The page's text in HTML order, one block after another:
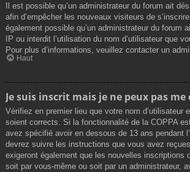
Il est possible qu’un administrateur du forum ait
afin d’empêcher les nouveaux visiteurs de
également possible qu’un administrateur du forum
IP ou interdit l’utilisation du nom d’utilisateur que
Pour plus d’informations, veuillez contacter un
Haut
Je suis inscrit mais je ne peux pas me
Vérifiez en premier lieu que votre nom d’utilisateur
soient corrects. Si la fonctionnalité de la COPPA
avez spécifié avoir en dessous de 13 ans pendant
devrez suivre les instructions que vous avez
exigeront également que les nouvelles inscriptions
soit par vous-même ou soit par un administrateur,